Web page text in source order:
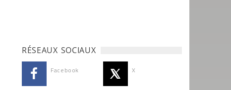
RÉSEAUX SOCIAUX
Facebook X